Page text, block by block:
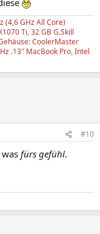
(4,6 GHz All Core)
Ti, 32 GB G.Skill
CoolerMaster
.13" MacBook Pro, Intel
#10
fürs gefühl.